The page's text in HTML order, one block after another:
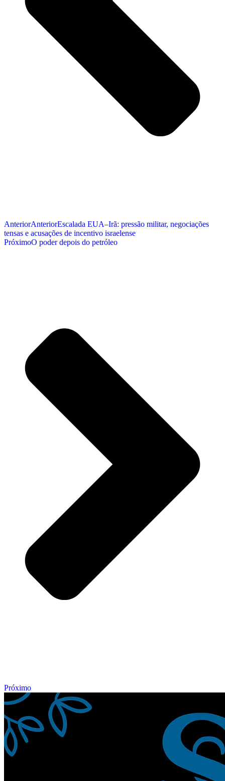
AnteriorAnteriorEscalada EUA–Irã: pressão militar, negociações
tensas e acusações de incentivo israelense
PróximoO poder depois do petróleo
Próximo